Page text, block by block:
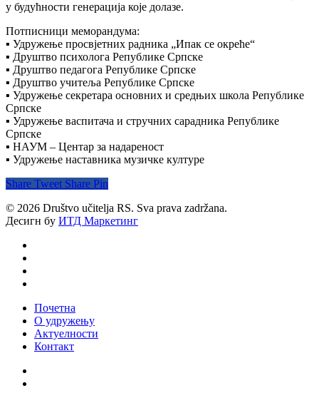
у будућности генерација које долазе.
Потписници меморандума:
▪️ Удружење просвјетних радника „Ипак се окреће“
▪️ Друштво психолога Републике Српске
▪️ Друштво педагога Републике Српске
▪️ Друштво учитеља Републике Српске
▪️ Удружење секретара основних и средњих школа Републике
Српске
▪️ Удружење васпитача и стручних сарадника Републике
Српске
▪️ НАУМ – Центар за надареност
▪️ Удружење наставника музичке културе
Share Tweet Share Pin
© 2026 Društvo učitelja RS. Sva prava zadržana.
Десигн бy ИТД Маркетинг
Close
Menu
Почетна
О удружењу
Актуелности
Контакт